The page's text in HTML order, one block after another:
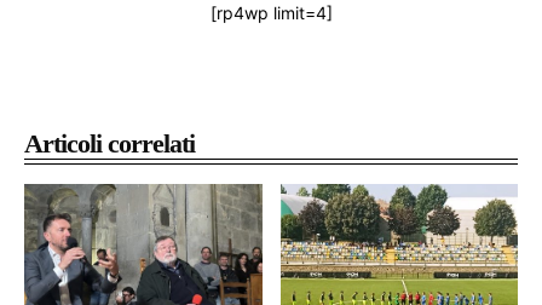
Articoli correlati
[rp4wp limit=4]